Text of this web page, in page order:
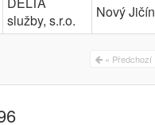
služby, s.r.o.
Nový Jičín
« Předchozí